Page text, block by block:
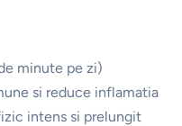
minute pe zi)
si reduce inflamatia
intens si prelungit